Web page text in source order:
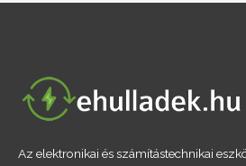
Az elektronikai és számítástechnikai